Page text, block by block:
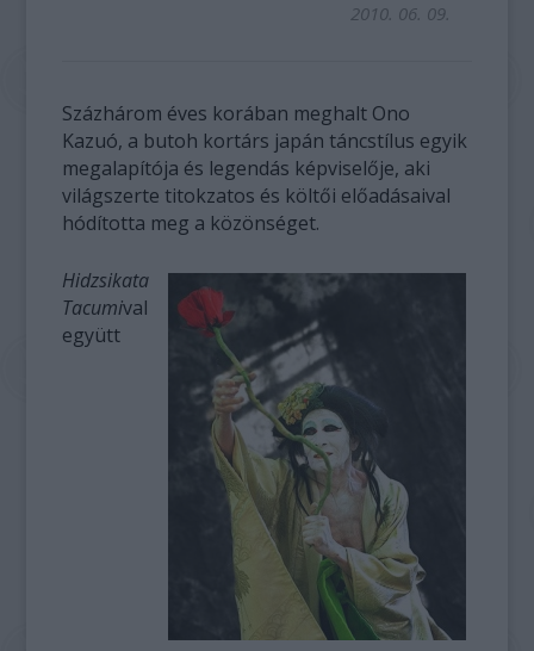
2010. 06. 09.
Százhárom éves korában meghalt Ono
Kazuó, a butoh kortárs japán táncstílus egyik
megalapítója és legendás képviselője, aki
világszerte titokzatos és költői előadásaival
hódította meg a közönséget.
Hidzsikata
Tacumival
együtt